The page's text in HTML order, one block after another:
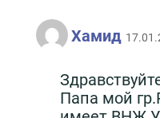
Хамид
Папа мой